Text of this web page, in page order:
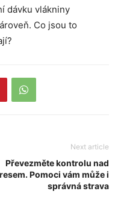
dávku vlákniny
Co jsou to
Next article
Převezměte kontrolu nad
Pomoci vám může i
správná strava